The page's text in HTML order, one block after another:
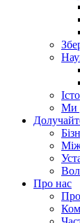
Ми
Про нас